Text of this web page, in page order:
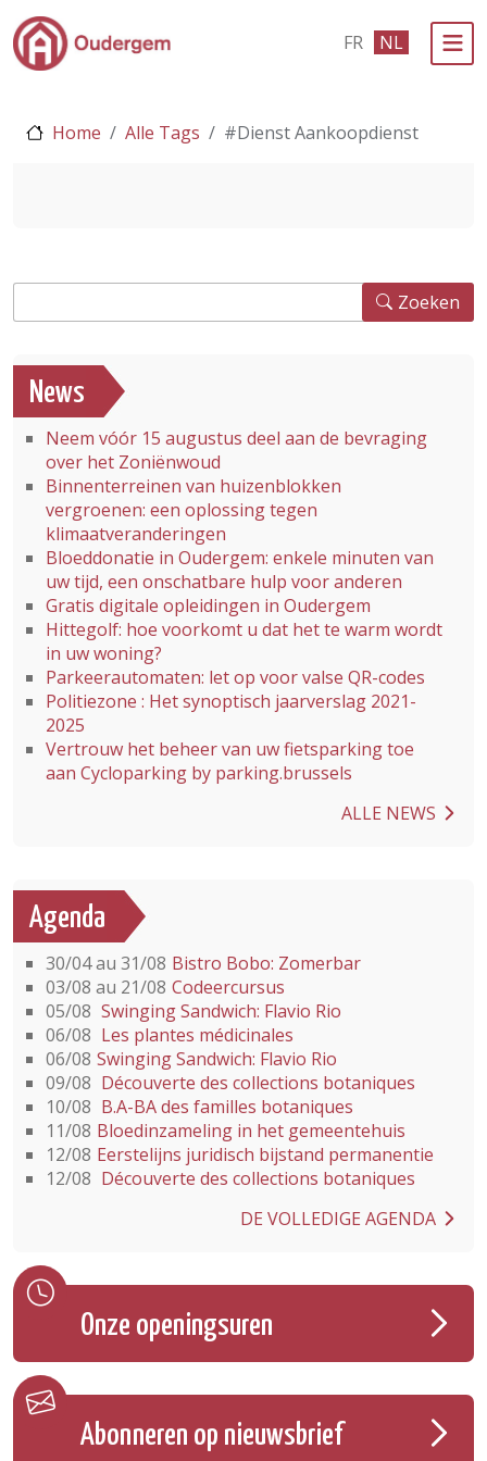
Ga naar de hoofdinhoud FR NL
Home Alle Tags #Dienst Aankoopdienst
Zoeken
News
Neem vóór 15 augustus deel aan de bevraging
over het Zoniënwoud
Binnenterreinen van huizenblokken
vergroenen: een oplossing tegen
klimaatveranderingen
Bloeddonatie in Oudergem: enkele minuten van
uw tijd, een onschatbare hulp voor anderen
Gratis digitale opleidingen in Oudergem
Hittegolf: hoe voorkomt u dat het te warm wordt
in uw woning?
Parkeerautomaten: let op voor valse QR-codes
Politiezone : Het synoptisch jaarverslag 2021-
2025
Vertrouw het beheer van uw fietsparking toe
aan Cycloparking by parking.brussels
ALLE NEWS
Agenda
30/04 au 31/08 Bistro Bobo: Zomerbar
03/08 au 21/08 Codeercursus
05/08 Swinging Sandwich: Flavio Rio
06/08 Les plantes médicinales
06/08 Swinging Sandwich: Flavio Rio
09/08 Découverte des collections botaniques
10/08 B.A-BA des familles botaniques
11/08 Bloedinzameling in het gemeentehuis
12/08 Eerstelijns juridisch bijstand permanentie
12/08 Découverte des collections botaniques
DE VOLLEDIGE AGENDA
Onze openingsuren
Abonneren op nieuwsbrief